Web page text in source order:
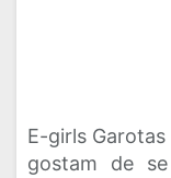
E-girls
gostam de